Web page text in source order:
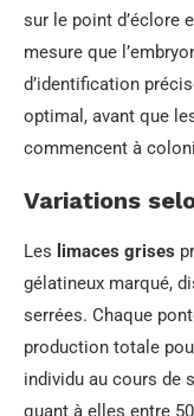
sur le point d’éclore
mesure que
d’identification
optimal, avant que
commencent à
Variations
Les limaces grises
gélatineux marqué,
serrées. Chaque
production totale
individu au cours de
quant à elles entre